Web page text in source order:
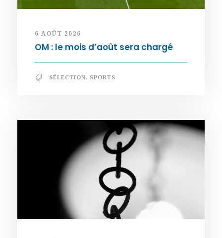
6 AOÛT 2026
OM : le mois d’août sera chargé
SÉLECTION, SPORTS